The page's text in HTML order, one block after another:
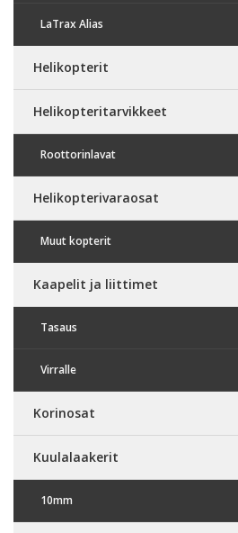
LaTrax Alias
Helikopterit
Helikopteritarvikkeet
Roottorinlavat
Helikopterivaraosat
Muut kopterit
Kaapelit ja liittimet
Tasaus
Virralle
Korinosat
Kuulalaakerit
10mm